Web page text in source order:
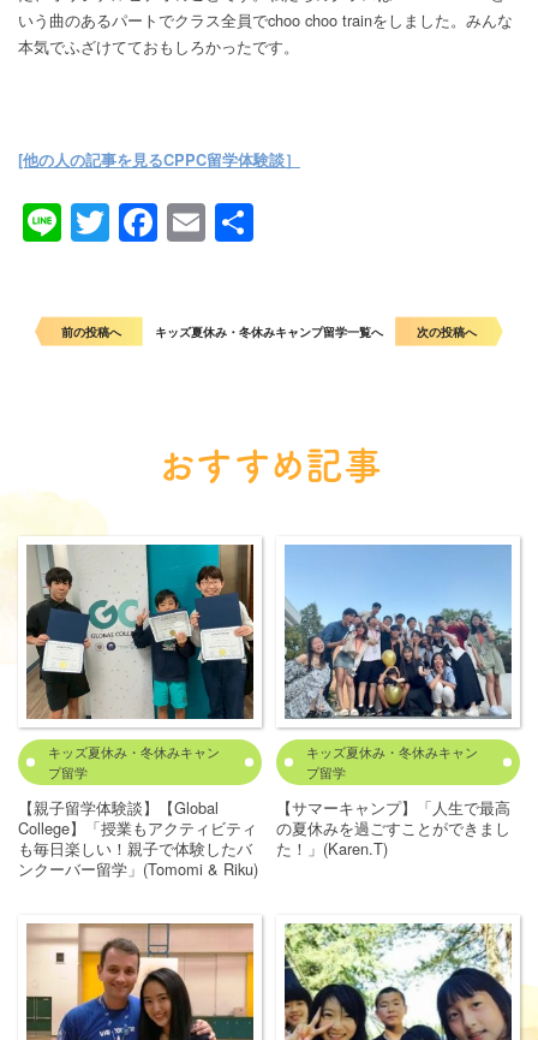
いう曲のあるパートでクラス全員でchoo choo trainをしました。みんな
本気でふざけてておもしろかったです。
[他の人の記事を見るCPPC留学体験談］
LineTwitterFacebook
Email
前の投稿へ キッズ夏休み・冬休みキャンプ留学一覧へ 次の投稿へ
おすすめ記事
キッズ夏休み・冬休みキャン
プ留学
【親子留学体験談】【Global
College】「授業もアクティビティ
も毎日楽しい！親子で体験したバ
ンクーバー留学」(Tomomi & Riku)
キッズ夏休み・冬休みキャン
プ留学
【サマーキャンプ】「人生で最高
の夏休みを過ごすことができまし
た！」(Karen.T)